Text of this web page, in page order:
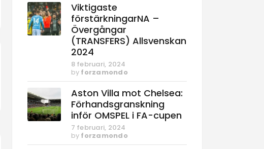
Viktigaste
förstärkningarNA –
Övergångar
(TRANSFERS) Allsvenskan
2024
8 februari, 2024
by forzamondo
Aston Villa mot Chelsea:
Förhandsgranskning
inför OMSPEL i FA-cupen
7 februari, 2024
by forzamondo